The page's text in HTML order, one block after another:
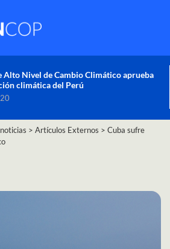
Alto Nivel de Cambio Climático aprueba
climática del Perú
> Artículos Externos > Cuba sufre